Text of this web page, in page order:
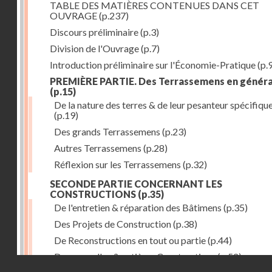
TABLE DES MATIÈRES CONTENUES DANS CET
OUVRAGE(p.237)
Discours préliminaire(p.3)
Division de l'Ouvrage(p.7)
Introduction préliminaire sur l'Économie-Pratique
PREMIÈRE PARTIE. Des Terrassemens en
(p.15)
De la nature des terres & de leur pesanteur
(p.19)
Des grands Terrassemens (p.23)
Autres Terrassemens (p.28)
Réflexion sur les Terrassemens (p.32)
SECONDE PARTIE CONCERNANT LES
CONSTRUCTIONS (p.35)
De l'entretien & réparation des Bâtimens (p.35)
Des Projets de Construction(p.38)
De Reconstructions en tout ou partie(p.44)
Des nouvelles & entières Constructions(p.52)